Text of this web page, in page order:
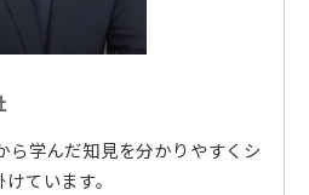
ら学んだ知見を分かりやすくシ
ています。